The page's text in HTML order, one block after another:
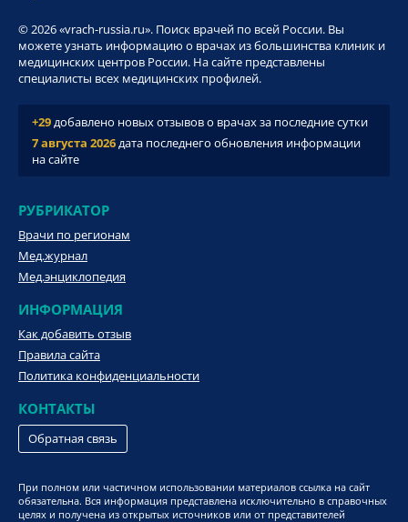
© 2026 «vrach-russia.ru». Поиск врачей по всей России. Вы
можете узнать информацию о врачах из большинства клиник и
медицинских центров России. На сайте представлены
специалисты всех медицинских профилей.
+29добавлено новых отзывов о врачах за последние сутки
7 августа 2026дата последнего обновления информации
на сайте
РУБРИКАТОР
Врачи по регионам
Мед.журнал
Мед.энциклопедия
ИНФОРМАЦИЯ
Как добавить отзыв
Правила сайта
Политика конфиденциальности
КОНТАКТЫ
Обратная связь
При полном или частичном использовании материалов ссылка на сайт
обязательна. Вся информация представлена исключительно в справочных
целях и получена из открытых источников или от представителей